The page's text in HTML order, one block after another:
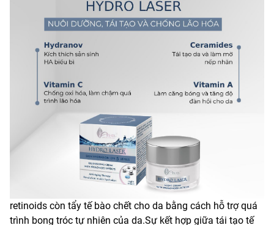
retinoids còn tẩy tế bào chết cho da bằng cách hỗ trợ quá
trình bong tróc tự nhiên của da.Sự kết hợp giữa tái tạo tế